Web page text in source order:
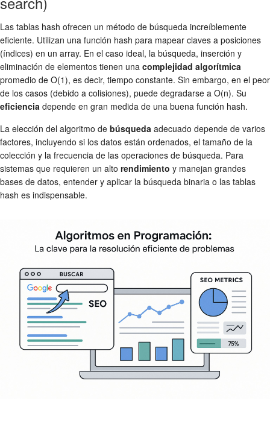
Las tablas hash ofrecen un método de búsqueda increíblemente
eficiente. Utilizan una función hash para mapear claves a posiciones
(índices) en un array. En el caso ideal, la búsqueda, inserción y
eliminación de elementos tienen una complejidad algorítmica
promedio de O(1), es decir, tiempo constante. Sin embargo, en el peor
de los casos (debido a colisiones), puede degradarse a O(n). Su
eficiencia depende en gran medida de una buena función hash.
La elección del algoritmo de búsqueda adecuado depende de varios
factores, incluyendo si los datos están ordenados, el tamaño de la
colección y la frecuencia de las operaciones de búsqueda. Para
sistemas que requieren un alto rendimiento y manejan grandes
bases de datos, entender y aplicar la búsqueda binaria o las tablas
hash es indispensable.